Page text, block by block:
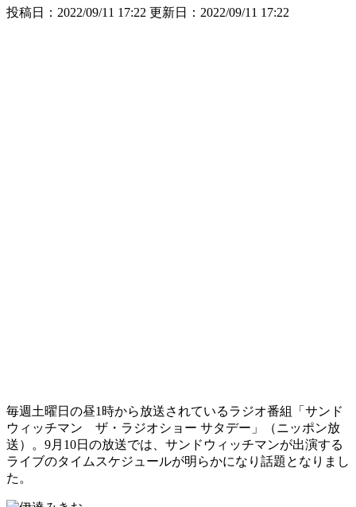
投稿日：2022/09/11 17:22 更新日： 2022/09/11 17:22
毎週土曜日の昼1時から放送されているラジオ番組「サンド
ウィッチマン ザ・ラジオショー サタデー」（ニッポン放
送）。9月10日の放送では、サンドウィッチマンが出演する
ライブのタイムスケジュールが明らかになり話題となりまし
た。